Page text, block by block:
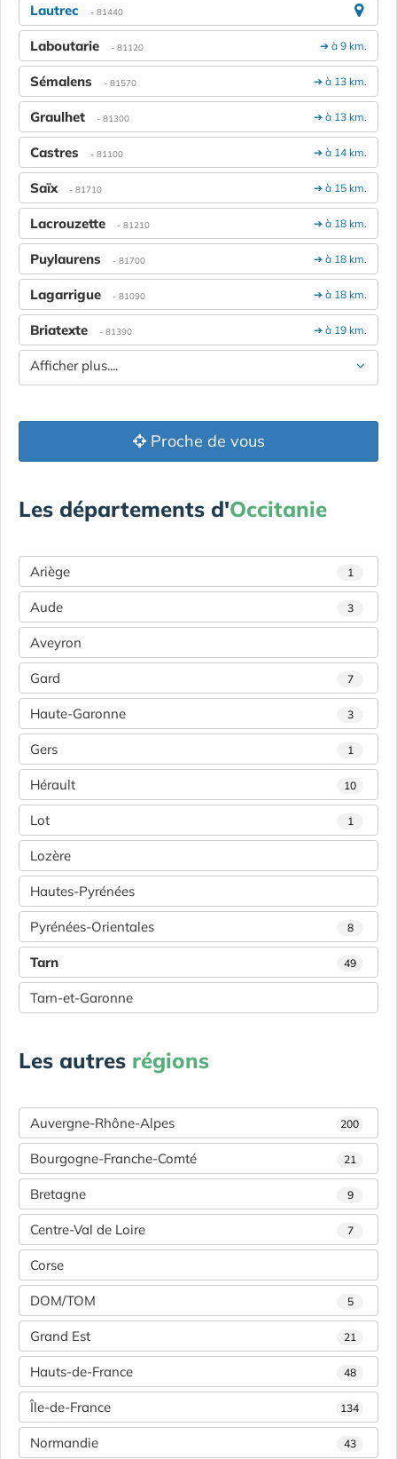
Lautrec - 81440
➔ à 9 km.
Laboutarie - 81120
➔ à 13 km.
Sémalens - 81570
➔ à 13 km.
Graulhet - 81300
➔ à 14 km.
Castres - 81100
➔ à 15 km.
Saïx - 81710
➔ à 18 km.
Lacrouzette - 81210
➔ à 18 km.
Puylaurens - 81700
➔ à 18 km.
Lagarrigue - 81090
➔ à 19 km.
Briatexte - 81390
Afficher plus....
Proche de vous
Les départements d'Occitanie
Ariège 1
Aude 3
Aveyron
Gard 7
Haute-Garonne 3
Gers 1
Hérault 10
Lot 1
Lozère
Hautes-Pyrénées
Pyrénées-Orientales 8
Tarn 49
Tarn-et-Garonne
Les autres régions
Auvergne-Rhône-Alpes 200
Bourgogne-Franche-Comté 21
Bretagne 9
Centre-Val de Loire 7
Corse
DOM/TOM 5
Grand Est 21
Hauts-de-France 48
Île-de-France 134
Normandie 43